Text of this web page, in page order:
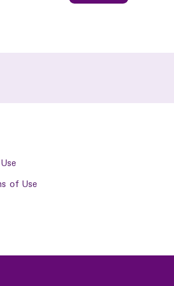
of Use